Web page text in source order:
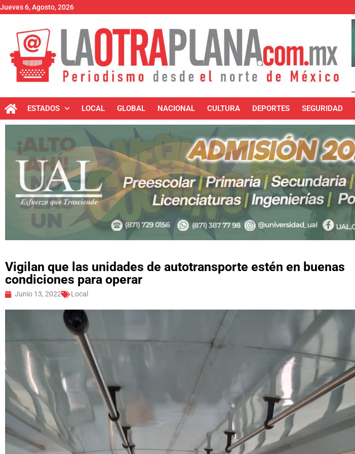
Jueves 6, Agosto, 2026
ESTADOS LOCAL GLOBAL NACIONAL CULTURA DEPORTES SEGURIDAD
Vigilan que las unidades de autotransporte estén en buenas
condiciones para operar
Junio 13, 2022 Local